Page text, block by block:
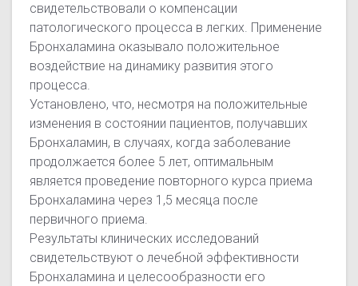
свидетельствовали о компенсации
патологического процесса в легких. Применение
Бронхаламина оказывало положительное
воздействие на динамику развития этого
процесса.
Установлено, что, несмотря на положительные
изменения в состоянии пациентов, получавших
Бронхаламин, в случаях, когда заболевание
продолжается более 5 лет, оптимальным
является проведение повторного курса приема
Бронхаламина через 1,5 месяца после
первичного приема.
Результаты клинических исследований
свидетельствуют о лечебной эффективности
Бронхаламина и целесообразности его